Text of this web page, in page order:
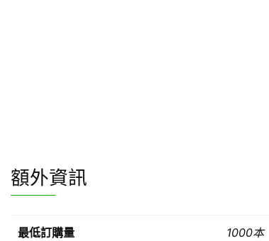
額外資訊
最低訂購量 1000本